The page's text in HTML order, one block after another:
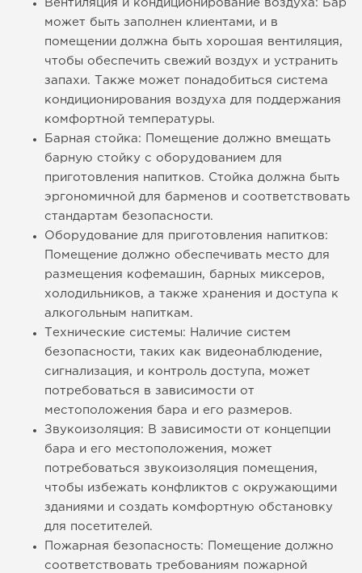
Вентиляция и кондиционирование воздуха: Бар
может быть заполнен клиентами, и в
помещении должна быть хорошая вентиляция,
чтобы обеспечить свежий воздух и устранить
запахи. Также может понадобиться система
кондиционирования воздуха для поддержания
комфортной температуры.
Барная стойка: Помещение должно вмещать
барную стойку с оборудованием для
приготовления напитков. Стойка должна быть
эргономичной для барменов и соответствовать
стандартам безопасности.
Оборудование для приготовления напитков:
Помещение должно обеспечивать место для
размещения кофемашин, барных миксеров,
холодильников, а также хранения и доступа к
алкогольным напиткам.
Технические системы: Наличие систем
безопасности, таких как видеонаблюдение,
сигнализация, и контроль доступа, может
потребоваться в зависимости от
местоположения бара и его размеров.
Звукоизоляция: В зависимости от концепции
бара и его местоположения, может
потребоваться звукоизоляция помещения,
чтобы избежать конфликтов с окружающими
зданиями и создать комфортную обстановку
для посетителей.
Пожарная безопасность: Помещение должно
соответствовать требованиям пожарной